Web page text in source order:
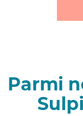
Parmi